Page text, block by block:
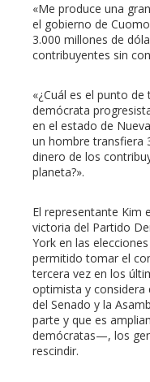
«Me produce una
el gobierno de
3.000 millones de
contribuyentes sin
«¿Cuál es el punto
demócrata
en el estado de
un hombre transfiera
dinero de los
planeta?».
El representante Kim
victoria del Partido
York en las
permitido tomar el
tercera vez en los
optimista y considera
del Senado y la
parte y que es
demócratas—, los
rescindir.